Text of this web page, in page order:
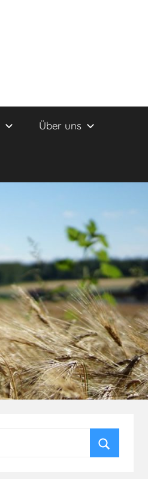
Über uns